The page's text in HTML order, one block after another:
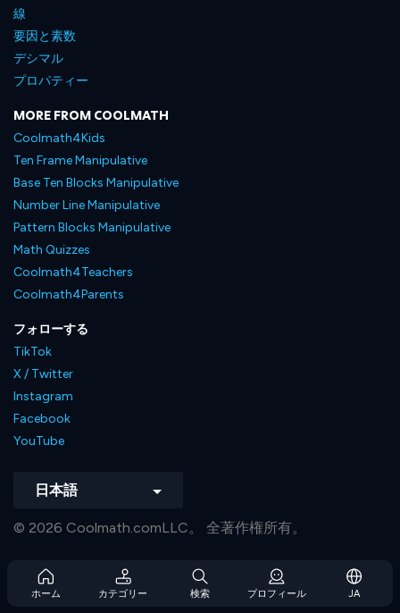
ホーム カテゴリー 検索 プロフィール JA
線
要因と素数
デシマル
プロパティー
MORE FROM COOLMATH
Coolmath4Kids
Ten Frame Manipulative
Base Ten Blocks Manipulative
Number Line Manipulative
Pattern Blocks Manipulative
Math Quizzes
Coolmath4Teachers
Coolmath4Parents
フォローする
TikTok
X / Twitter
Instagram
Facebook
YouTube
日本語
© 2026 Coolmath.comLLC。 全著作権所有。